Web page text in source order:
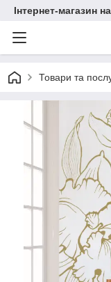
Інтернет-магазин
Товари та